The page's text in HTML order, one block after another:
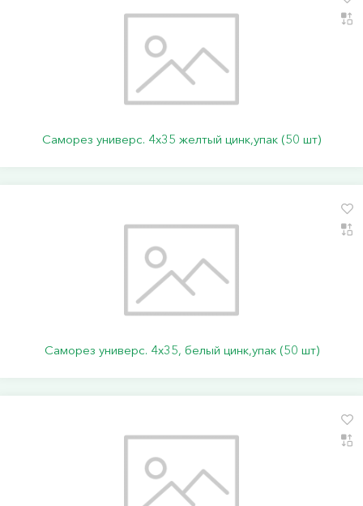
Саморез универс. 4х35 желтый цинк,упак (50 шт)
Саморез универс. 4х35, белый цинк,упак (50 шт)